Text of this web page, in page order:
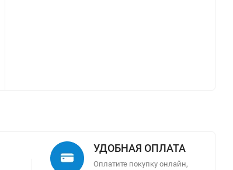
УДОБНАЯ ОПЛАТА
Оплатите покупку онлайн,